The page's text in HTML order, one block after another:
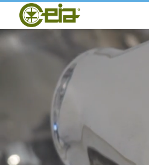
Home
CEIA
Messen und
THS/PH210